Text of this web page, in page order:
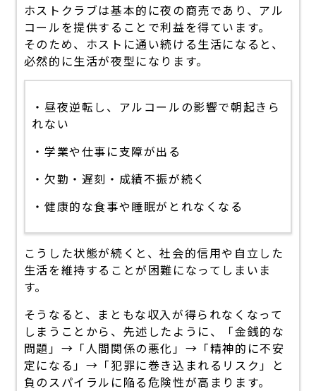
ホストクラブは基本的に夜の商売であり、アル
コールを提供することで利益を得ています。
そのため、ホストに通い続ける生活になると、
必然的に生活が夜型になります。
・昼夜逆転し、アルコールの影響で朝起きら
れない
・学業や仕事に支障が出る
・欠勤・遅刻・成績不振が続く
・健康的な食事や睡眠がとれなくなる
こうした状態が続くと、社会的信用や自立した
生活を維持することが困難になってしまいま
す。
そうなると、まともな収入が得られなくなって
しまうことから、先述したように、「金銭的な
問題」→「人間関係の悪化」→「精神的に不安
定になる」→「犯罪に巻き込まれるリスク」と
負のスパイラルに陥る危険性が高まります。